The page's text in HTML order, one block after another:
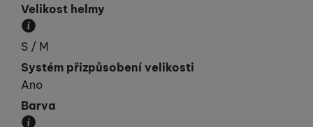
Velikost helmy
Obvod hlavy v cm.
S / M
Systém přizpůsobení velikosti
Ano
Barva